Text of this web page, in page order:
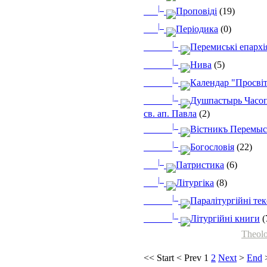
<< Start < Prev 1 2 Next > End
|_ Проповіді (19)
|_ Періодика (0)
|_ Перемиські
|_ Нива (5)
|_ Календар
|_
Душпастырь
св. ап. Павла (2)
|_ Вістникъ
|_ Богословія (22)
|_ Патристика (6)
|_ Літургіка (8)
|_ Паралітургійні
|_ Літургійні книги